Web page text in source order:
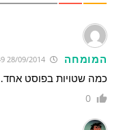
המומחה
כמה שטויות בפוסט
0